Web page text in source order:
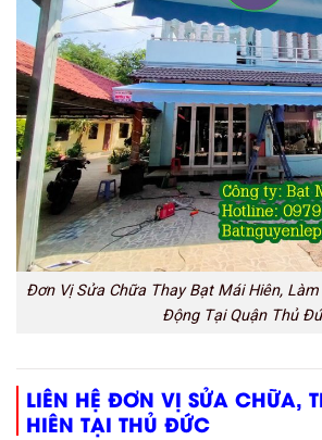
Đơn Vị Sửa Chữa Thay Bạt Mái Hiên,
Động Tại Quận Thủ
LIÊN HỆ ĐƠN VỊ SỬA CHỮA,
HIÊN TẠI THỦ ĐỨC